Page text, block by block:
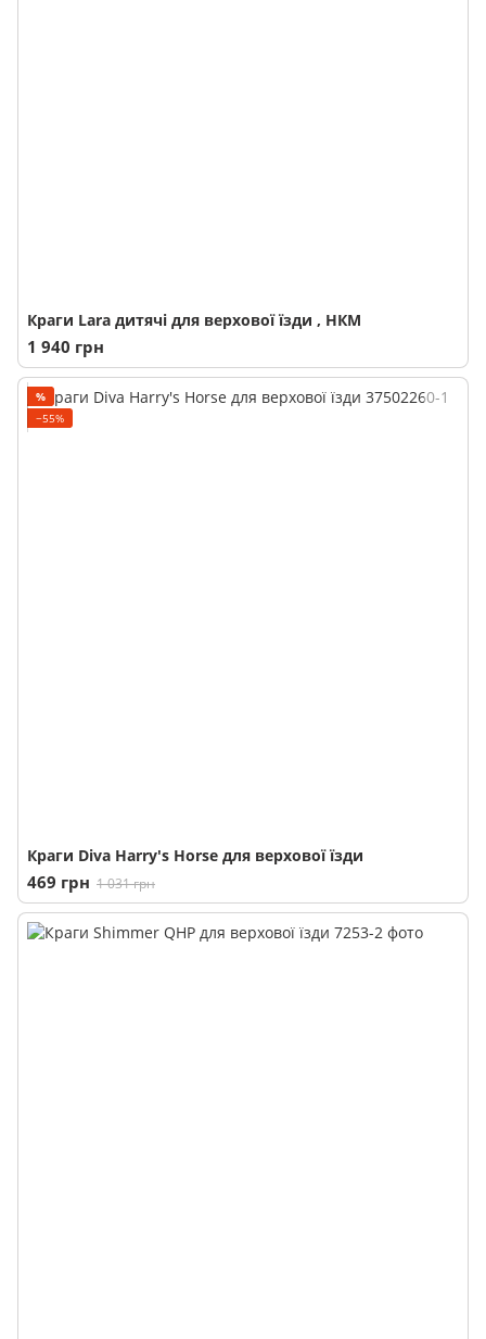
Краги Lara дитячі для верхової їзди , НКМ
1 940 грн
%
−55%
Краги Diva Harry's Horse для верхової їзди
469 грн 1 031 грн